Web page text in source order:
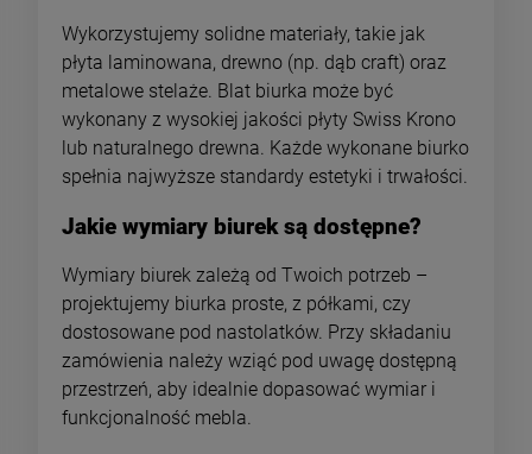
Wykorzystujemy solidne materiały, takie jak
płyta laminowana, drewno (np. dąb craft) oraz
metalowe stelaże. Blat biurka może być
wykonany z wysokiej jakości płyty Swiss Krono
lub naturalnego drewna. Każde wykonane biurko
spełnia najwyższe standardy estetyki i trwałości.
Jakie wymiary biurek są dostępne?
Wymiary biurek zależą od Twoich potrzeb –
projektujemy biurka proste, z półkami, czy
dostosowane pod nastolatków. Przy składaniu
zamówienia należy wziąć pod uwagę dostępną
przestrzeń, aby idealnie dopasować wymiar i
funkcjonalność mebla.